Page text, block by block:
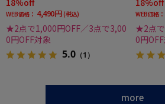
WEB価格： 4,490円 (税込)
★2点で1,000円OFF／3点で3,00
0円OFF対象
5.0 （1）
WEB価格：
★2点で
0円
more